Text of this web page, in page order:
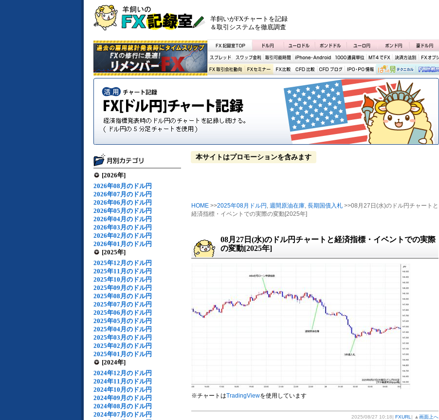
羊飼いがFXチャートを記録
＆取引システムを徹底調査
[2026年]
2026年08月のドル円
2026年07月のドル円
2026年06月のドル円
2026年05月のドル円
2026年04月のドル円
2026年03月のドル円
2026年02月のドル円
2026年01月のドル円
[2025年]
2025年12月のドル円
2025年11月のドル円
2025年10月のドル円
2025年09月のドル円
2025年08月のドル円
2025年07月のドル円
2025年06月のドル円
2025年05月のドル円
2025年04月のドル円
2025年03月のドル円
2025年02月のドル円
2025年01月のドル円
[2024年]
2024年12月のドル円
2024年11月のドル円
2024年10月のドル円
2024年09月のドル円
2024年08月のドル円
2024年07月のドル円
本サイトはプロモーションを含みます
HOME >>2025年08月ドル円 , 週間原油在庫, 長期国債入札 >>08月27日(水)のドル円チャートと
経済指標・イベントでの実際の変動[2025年]
08月27日(水)のドル円チャートと経済指標・イベントでの実際
の変動[2025年]
※チャートはTradingViewを使用しています
2025/08/27 10:18| FXURL | ▲ 画面上へ